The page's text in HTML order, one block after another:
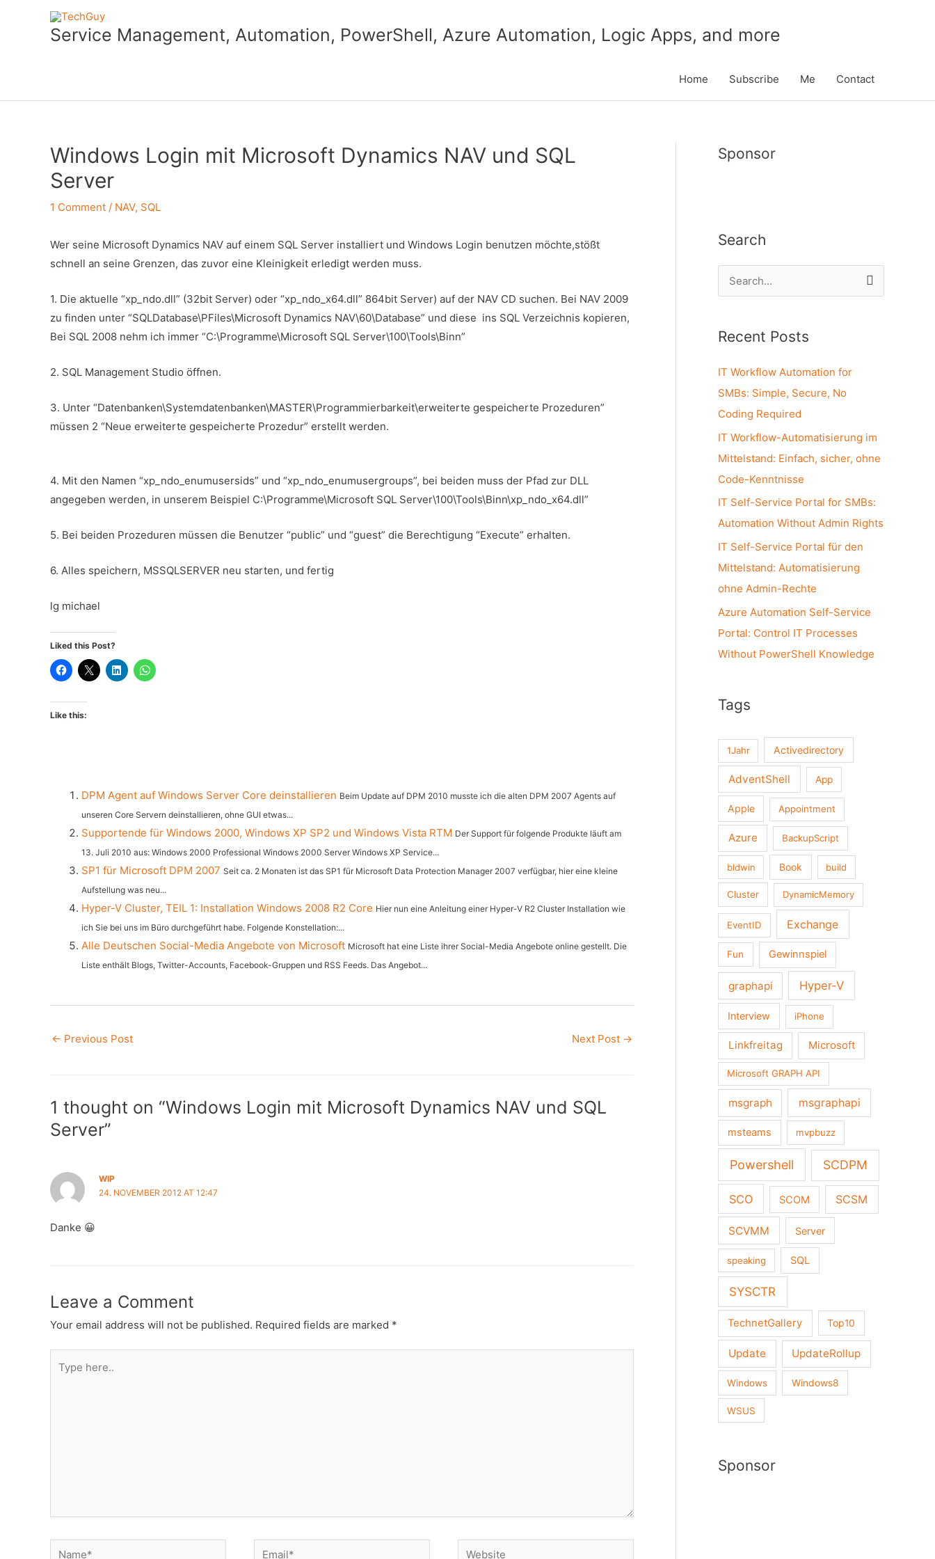
Service Management, Automation, PowerShell, Azure Automation, Logic Apps, and more
Home Subscribe Me Contact
Windows Login mit Microsoft Dynamics NAV und SQL
Server
1 Comment / NAV, SQL
Wer seine Microsoft Dynamics NAV auf einem SQL Server installiert und Windows Login benutzen möchte,stößt
schnell an seine Grenzen, das zuvor eine Kleinigkeit erledigt werden muss.
1. Die aktuelle “xp_ndo.dll” (32bit Server) oder “xp_ndo_x64.dll” 864bit Server) auf der NAV CD suchen. Bei NAV 2009
zu finden unter “SQLDatabase\PFiles\Microsoft Dynamics NAV\60\Database” und diese ins SQL Verzeichnis kopieren,
Bei SQL 2008 nehm ich immer “C:\Programme\Microsoft SQL Server\100\Tools\Binn”
2. SQL Management Studio öffnen.
3. Unter “Datenbanken\Systemdatenbanken\MASTER\Programmierbarkeit\erweiterte gespeicherte Prozeduren”
müssen 2 “Neue erweiterte gespeicherte Prozedur” erstellt werden.
4. Mit den Namen “xp_ndo_enumusersids” und “xp_ndo_enumusergroups”, bei beiden muss der Pfad zur DLL
angegeben werden, in unserem Beispiel C:\Programme\Microsoft SQL Server\100\Tools\Binn\xp_ndo_x64.dll”
5. Bei beiden Prozeduren müssen die Benutzer “public” und “guest” die Berechtigung “Execute” erhalten.
6. Alles speichern, MSSQLSERVER neu starten, und fertig
lg michael
Liked this Post?
Like this:
DPM Agent auf Windows Server Core deinstallieren Beim Update auf DPM 2010 musste ich die alten DPM 2007 Agents auf
unseren Core Servern deinstallieren, ohne GUI etwas...
Supportende für Windows 2000, Windows XP SP2 und Windows Vista RTM Der Support für folgende Produkte läuft am
13. Juli 2010 aus: Windows 2000 Professional Windows 2000 Server Windows XP Service...
SP1 für Microsoft DPM 2007 Seit ca. 2 Monaten ist das SP1 für Microsoft Data Protection Manager 2007 verfügbar, hier eine kleine
Aufstellung was neu...
Hyper-V Cluster, TEIL 1: Installation Windows 2008 R2 Core Hier nun eine Anleitung einer Hyper-V R2 Cluster Installation wie
ich Sie bei uns im Büro durchgeführt habe. Folgende Konstellation:...
Alle Deutschen Social-Media Angebote von Microsoft Microsoft hat eine Liste ihrer Social-Media Angebote online gestellt. Die
Liste enthält Blogs, Twitter-Accounts, Facebook-Gruppen und RSS Feeds. Das Angebot...
Post
← Previous Post Next Post →
1 thought on “Windows Login mit Microsoft Dynamics NAV und SQL
Server”
WIP
24. NOVEMBER 2012 AT 12:47
Danke 😀
Leave a Comment
Your email address will not be published. Required fields are marked *
here..
Name* Email* Website
Sponsor
Search
e
r
h
f
o
r
:
Recent Posts
IT Workflow Automation for
SMBs: Simple, Secure, No
Coding Required
IT Workflow-Automatisierung im
Mittelstand: Einfach, sicher, ohne
Code-Kenntnisse
IT Self-Service Portal for SMBs:
Automation Without Admin Rights
IT Self-Service Portal für den
Mittelstand: Automatisierung
ohne Admin-Rechte
Azure Automation Self-Service
Portal: Control IT Processes
Without PowerShell Knowledge
Tags
1Jahr Activedirectory
AdventShell App
Apple Appointment
Azure BackupScript
bldwin Book build
Cluster DynamicMemory
EventID Exchange
Fun Gewinnspiel
graphapi Hyper-V
Interview iPhone
Linkfreitag Microsoft
Microsoft GRAPH API
msgraph msgraphapi
msteams mvpbuzz
Powershell SCDPM
SCO SCOM SCSM
SCVMM Server
speaking SQL
SYSCTR
TechnetGallery Top10
Update UpdateRollup
Windows Windows8
WSUS
Sponsor